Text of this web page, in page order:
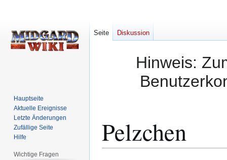
Hinweis:
Pelzchen
Seite Diskussion
Hauptseite
Aktuelle Ereignisse
Letzte Änderungen
Zufällige Seite
Hilfe
Wichtige Fragen